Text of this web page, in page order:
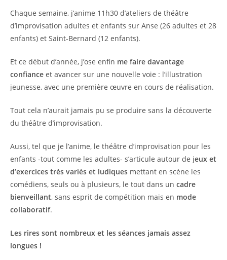
Chaque semaine, j’anime 11h30 d’ateliers de théâtre
d’improvisation adultes et enfants sur Anse (26 adultes et 28
enfants) et Saint-Bernard (12 enfants).
Et ce début d’année, j’ose enfin me faire davantage
confiance et avancer sur une nouvelle voie : l’illustration
jeunesse, avec une première œuvre en cours de réalisation.
Tout cela n’aurait jamais pu se produire sans la découverte
du théâtre d’improvisation.
Aussi, tel que je l’anime, le théâtre d’improvisation pour les
enfants -tout comme les adultes- s’articule autour de jeux et
d’exercices très variés et ludiques mettant en scène les
comédiens, seuls ou à plusieurs, le tout dans un cadre
bienveillant, sans esprit de compétition mais en mode
collaboratif.
Les rires sont nombreux et les séances jamais assez
longues !